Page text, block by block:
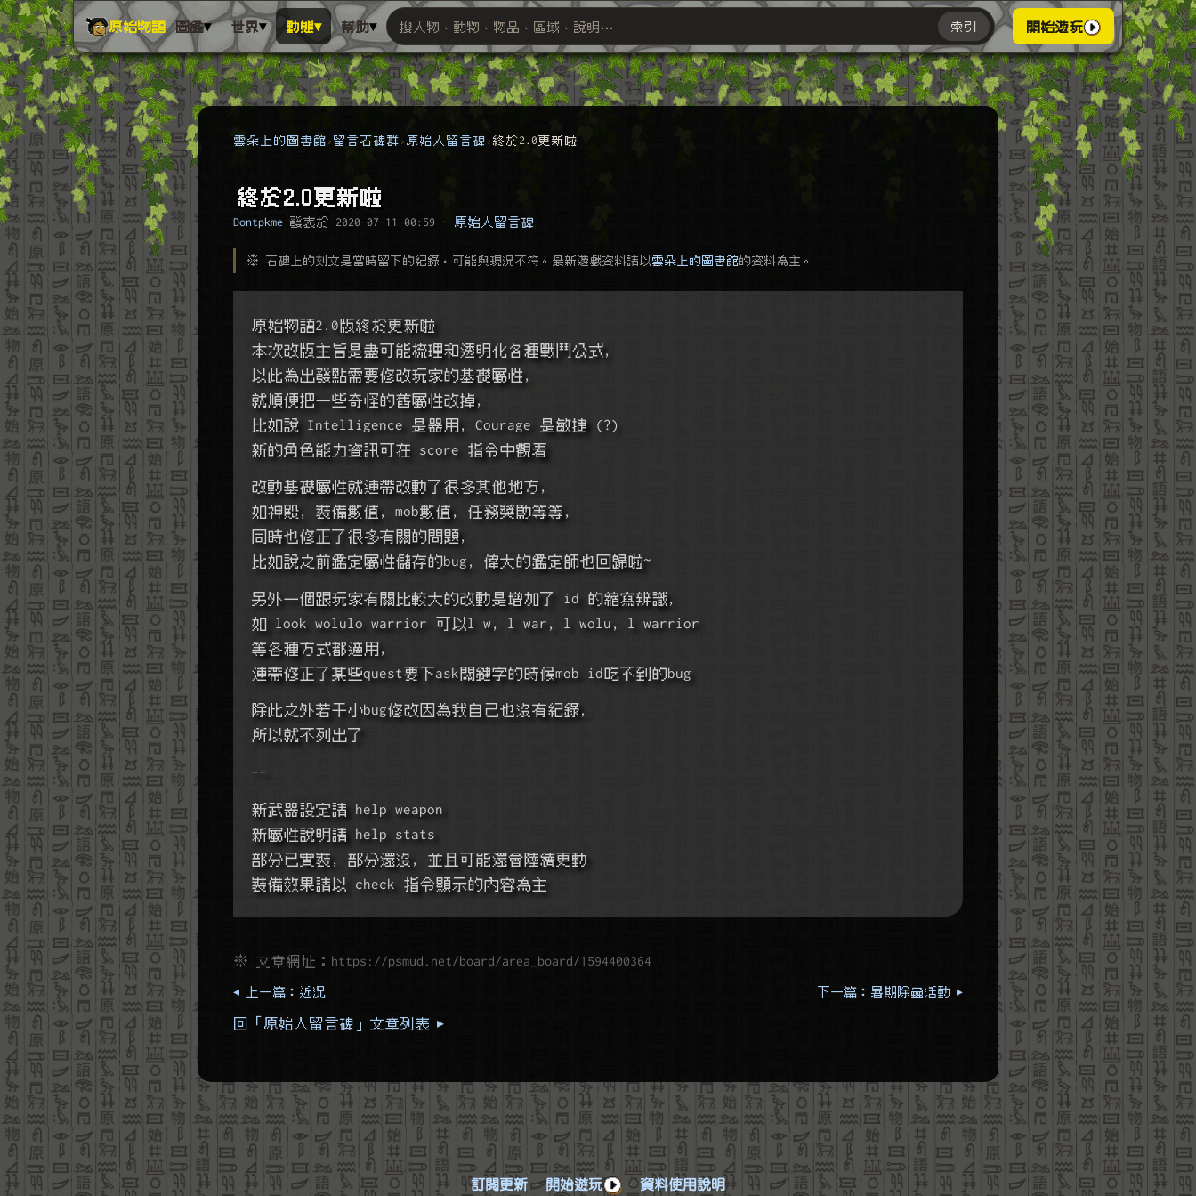
原始物語 圖鑑▾ 世界▾ 動態▾ 幫助▾
搜尋萬物索引
搜人物、動物、物品、區域、說明⋯ 索引 開始遊玩
雲朵上的圖書館 留言石碑群 原始人留言碑 終於2.0更新啦
終於2.0更新啦
Dontpkme 發表於 2020-07-11 00:59 · 原始人留言碑
※ 石碑上的刻文是當時留下的紀錄，可能與現況不符。最新遊戲資料請以 雲朵上的圖書館的資料為主。
原始物語2.0版終於更新啦
本次改版主旨是盡可能梳理和透明化各種戰鬥公式,
以此為出發點需要修改玩家的基礎屬性,
就順便把一些奇怪的舊屬性改掉,
比如說 Intelligence 是器用, Courage 是敏捷 (?)
新的角色能力資訊可在 score 指令中觀看
改動基礎屬性就連帶改動了很多其他地方,
如神殿, 裝備數值, mob數值, 任務獎勵等等,
同時也修正了很多有關的問題,
比如說之前鑑定屬性儲存的bug, 偉大的鑑定師也回歸啦~
另外一個跟玩家有關比較大的改動是增加了 id 的縮寫辨識,
如 look wolulo warrior 可以l w, l war, l wolu, l warrior
等各種方式都適用,
連帶修正了某些quest要下ask關鍵字的時候mob id吃不到的bug
除此之外若干小bug修改因為我自己也沒有紀錄,
所以就不列出了
--
新武器設定請 help weapon
新屬性說明請 help stats
部分已實裝, 部分還沒, 並且可能還會陸續更動
裝備效果請以 check 指令顯示的內容為主
※ 文章網址： https://psmud.net/board/area_board/1594400364
◂ 上一篇：近況 下一篇：暑期除蟲活動 ▸
回「原始人留言碑」文章列表 ▸
訂閱更新 · 開始遊玩 · 資料使用說明